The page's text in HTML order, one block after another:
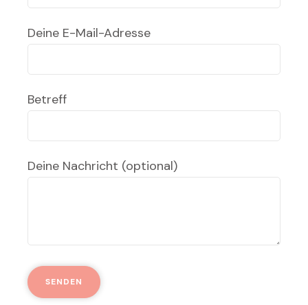
Deine E-Mail-Adresse
Betreff
Deine Nachricht (optional)